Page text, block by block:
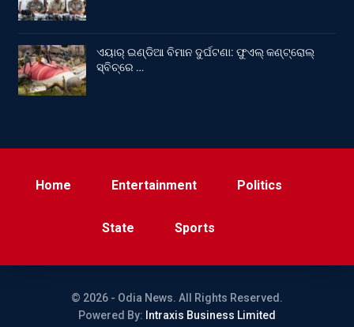
ଏୟାର୍ ଇଣ୍ଡିଆ ବିମାନ ଦୁର୍ଘଟଣା: ଫୁଏଲ୍‌ କଣ୍ଟ୍ରୋଲ୍‌
ସ୍ବିଚ୍‌ରେ …
Home Entertainment Politics
State Sports
© 2026 - Odia News. All Rights Reserved.
Powered By: Intraxis Business Limited